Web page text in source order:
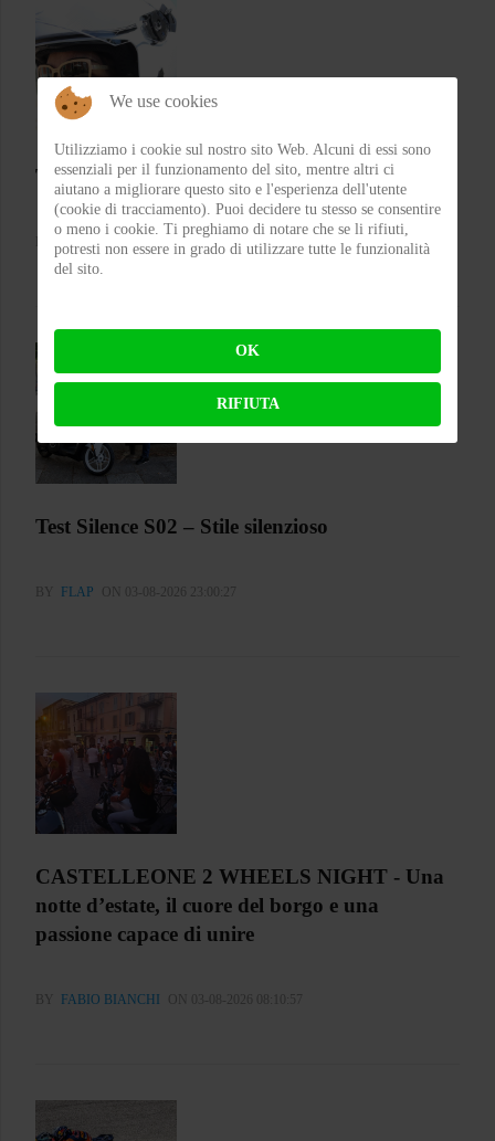
Test Emblema Telma – Il sole con classe
FRA ON 04-08-2026 21:53:46
Test Silence S02 – Stile silenzioso
BY FLAP ON 03-08-2026 23:00:27
CASTELLEONE 2 WHEELS NIGHT - Una
notte d’estate, il cuore del borgo e una
passione capace di unire
BY FABIO BIANCHI ON 03-08-2026 08:10:57
We use cookies
Utilizziamo i cookie sul nostro sito Web. Alcuni di essi sono
essenziali per il funzionamento del sito, mentre altri ci
aiutano a migliorare questo sito e l'esperienza dell'utente
(cookie di tracciamento). Puoi decidere tu stesso se consentire
o meno i cookie. Ti preghiamo di notare che se li rifiuti,
potresti non essere in grado di utilizzare tutte le funzionalità
del sito.
OK
RIFIUTA